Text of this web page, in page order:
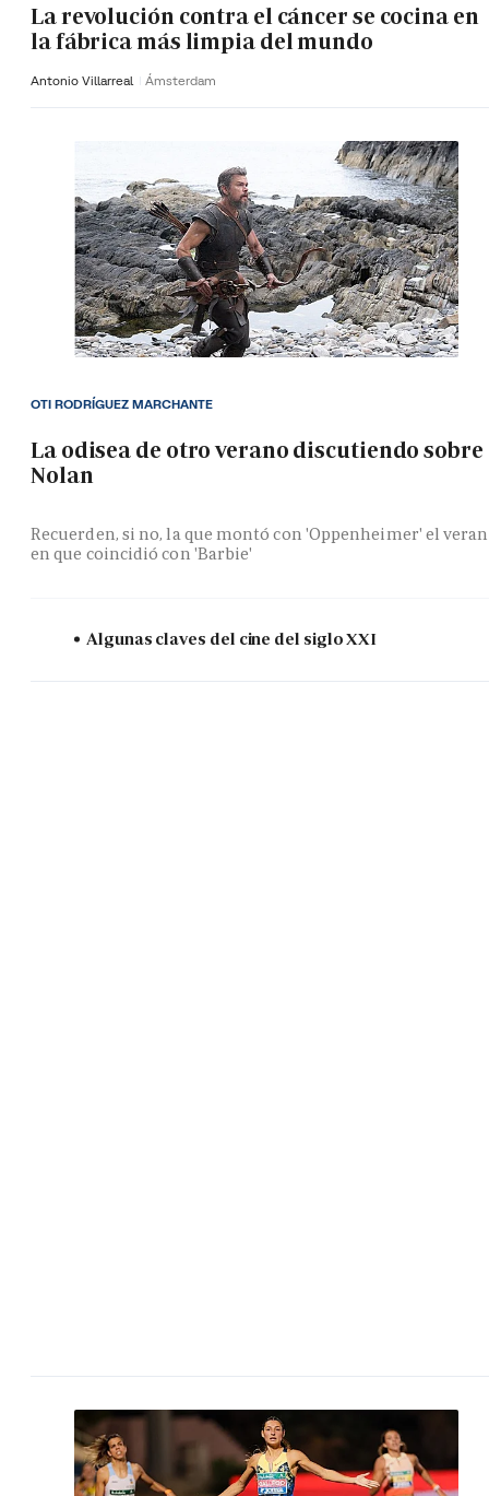
La revolución contra el cáncer se cocina en
la fábrica más limpia del mundo
Antonio Villarreal Ámsterdam
La odisea de otro verano discutiendo sobre
Nolan
Recuerden, si no, la que montó con 'Oppenheimer' el
en que coincidió con 'Barbie'
OTI RODRÍGUEZ MARCHANTE
Algunas claves del cine del siglo XXI